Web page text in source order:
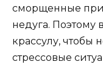
сморщенные
недуга. Поэтому
крассулу, чтобы
стрессовые